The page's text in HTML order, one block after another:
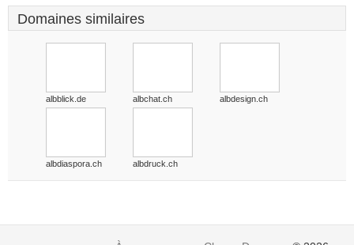
Domaines similaires
albblick.de albchat.ch albdesign.ch
albdiaspora.ch albdruck.ch